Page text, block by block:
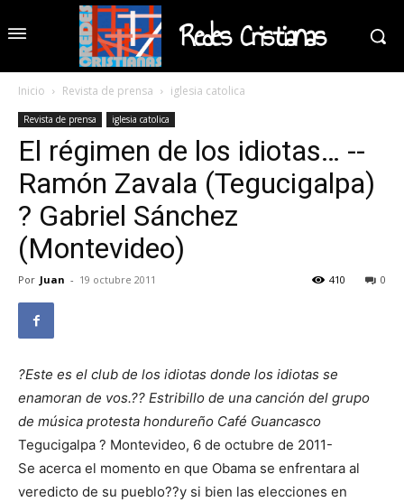
Redes Cristianas
Inicio Revista de prensa iglesia catolica
Revista de prensa iglesia catolica
El régimen de los idiotas… --
Ramón Zavala (Tegucigalpa)
? Gabriel Sánchez
(Montevideo)
Por Juan - 19 octubre 2011 0
410
?Este es el club de los idiotas donde los idiotas se
enamoran de vos.?? Estribillo de una canción del grupo
de música protesta hondureño Café Guancasco
Tegucigalpa ? Montevideo, 6 de octubre de 2011-
Se acerca el momento en que Obama se enfrentara al
veredicto de su pueblo??y si bien las elecciones en